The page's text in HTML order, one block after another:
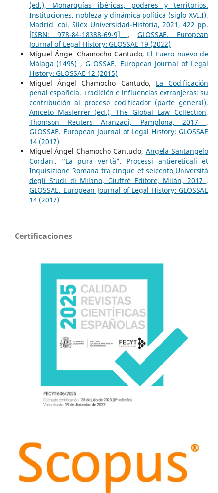
(ed.), Monarquías ibéricas, poderes y territorios.
Instituciones, nobleza y dinámica política (siglo XVIII),
Madrid: col. Sílex Universidad-Historia, 2021, 422 pp.
[ISBN: 978-84-18388-69-9] ,GLOSSAE. European
Journal of Legal History: GLOSSAE 19 (2022)
Miguel Ángel Chamocho Cantudo, El Fuero nuevo de
Málaga (1495) ,GLOSSAE. European Journal of Legal
History: GLOSSAE 12 (2015)
Miguel Ángel Chamocho Cantudo, La Codificación
penal española. Tradición e influencias extranjeras: su
contribución al proceso codificador (parte general),
Aniceto Masferrer (ed.), The Global Law Collection,
Thomson Reuters Aranzadi, Pamplona, 2017 ,
GLOSSAE. European Journal of Legal History: GLOSSAE
14 (2017)
Miguel Ángel Chamocho Cantudo, Angela Santangelo
Cordani, “La pura verità”. Processi antiereticali et
Inquisizione Romana tra cinque et seicento,Università
degli Studi di Milano, Giuffrè Editore, Milán, 2017 ,
GLOSSAE. European Journal of Legal History: GLOSSAE
14 (2017)
Certificaciones